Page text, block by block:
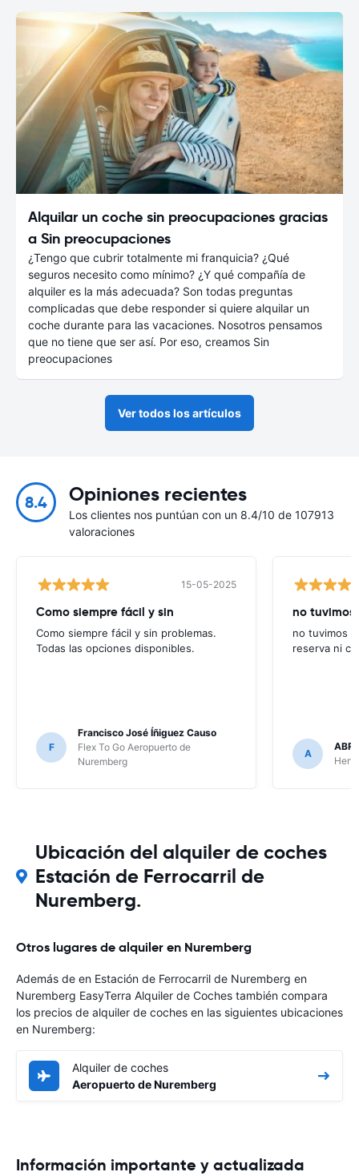
Alquilar un coche sin preocupaciones gracias
a Sin preocupaciones
¿Tengo que cubrir totalmente mi franquicia? ¿Qué
seguros necesito como mínimo? ¿Y qué compañía de
alquiler es la más adecuada? Son todas preguntas
complicadas que debe responder si quiere alquilar un
coche durante para las vacaciones. Nosotros pensamos
que no tiene que ser así. Por eso, creamos Sin
preocupaciones
Ver todos los artículos
8.4 Opiniones recientes
Los clientes nos puntúan con un 8.4/10 de 107913
valoraciones
15-05-2025
Como siempre fácil y sin
Como siempre fácil y sin problemas.
Todas las opciones disponibles.
F
Francisco José Íñiguez Causo
Flex To Go Aeropuerto de
Nuremberg
no tuvimos
no tuvimos
reserva ni
A
Ubicación del alquiler de coches
Estación de Ferrocarril de
Nuremberg.
Otros lugares de alquiler en Nuremberg
Además de en Estación de Ferrocarril de Nuremberg en
Nuremberg EasyTerra Alquiler de Coches también compara
los precios de alquiler de coches en las siguientes ubicaciones
en Nuremberg:
Alquiler de coches
Aeropuerto de Nuremberg
Información importante y actualizada